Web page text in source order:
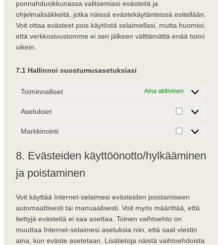
ponnahdusikkunassa valitsemiasi evästeitä ja
ohjelmalisäkkeitä, jotka näissä evästekäytänteissä esitellään.
Voit ottaa evästeet pois käytöstä selaimellasi, mutta huomioi,
että verkkosivustomme ei sen jälkeen välttämättä enää toimi
oikein.
7.1 Hallinnoi suostumusasetuksiasi
Toiminnalliset Aina aktiivinen
Asetukset
Asetukset
Markkinointi
Markkinointi
8. Evästeiden käyttöönotto/hylkääminen
ja poistaminen
Voit käyttää Internet-selaimesi evästeiden poistamiseen
automaattisesti tai manuaalisesti. Voit myös määrittää, että
tiettyjä evästeitä ei saa asettaa. Toinen vaihtoehto on
muuttaa Internet-selaimesi asetuksia niin, että saat viestin
aina, kun eväste asetetaan. Lisätietoja näistä vaihtoehdoista